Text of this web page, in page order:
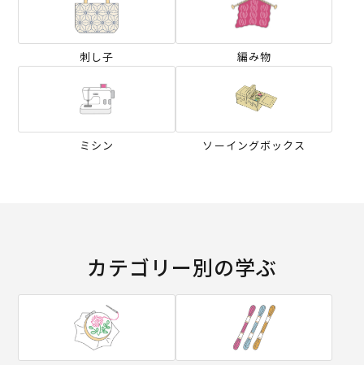
刺し子 編み物
ミシン ソーイングボックス
カテゴリー別の学ぶ